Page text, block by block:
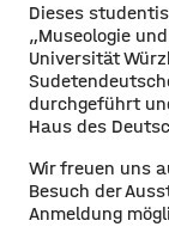
Dieses
„Museologie
Universität
durchgeführt
Haus des
Wir freuen uns
Besuch der
Anmeldung